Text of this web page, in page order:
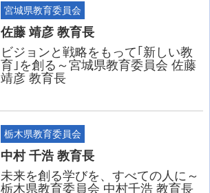
宮城県教育委員会
佐藤 靖彦 教育長
ビジョンと戦略をもって｢新しい教
育｣を創る～宮城県教育委員会 佐藤
靖彦 教育長
栃木県教育委員会
中村 千浩 教育長
未来を創る学びを、すべての人に～
栃木県教育委員会 中村千浩 教育長